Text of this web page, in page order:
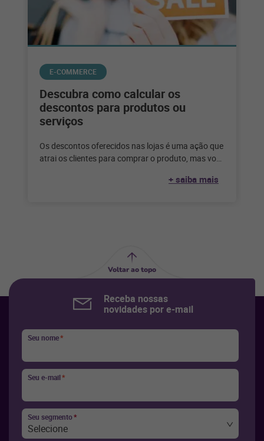
E-COMMERCE
Descubra como calcular os
descontos para produtos ou
serviços
Os descontos oferecidos nas lojas é uma ação que
atrai os clientes para comprar o produto, mas você
+ saiba mais
Voltar ao topo
Receba nossas
novidades por e-mail
Seu nome*
Seu e-mail*
Seu segmento*
Selecione